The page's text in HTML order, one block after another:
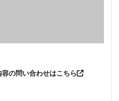
容の問い合わせはこちら